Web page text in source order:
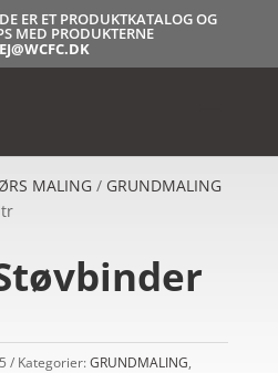
ER ET PRODUKTKATALOG OG
MED PRODUKTERNE
MALING/ GRUNDMALING
Kategorier:GRUNDMALING,